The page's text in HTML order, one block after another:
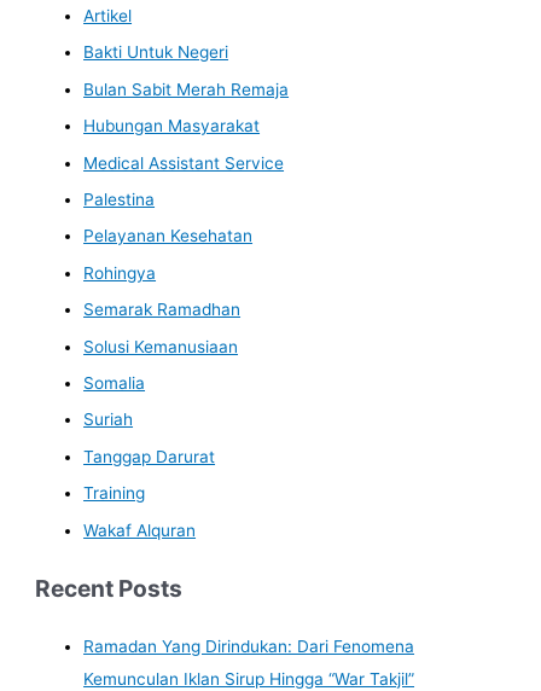
Artikel
Bakti Untuk Negeri
Bulan Sabit Merah Remaja
Hubungan Masyarakat
Medical Assistant Service
Palestina
Pelayanan Kesehatan
Rohingya
Semarak Ramadhan
Solusi Kemanusiaan
Somalia
Suriah
Tanggap Darurat
Training
Wakaf Alquran
Recent Posts
Ramadan Yang Dirindukan: Dari Fenomena
Kemunculan Iklan Sirup Hingga “War Takjil”